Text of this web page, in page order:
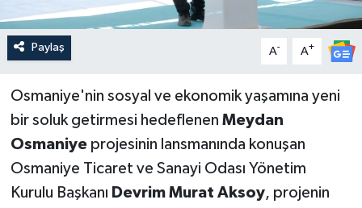
Paylaş A- A+
Osmaniye'nin sosyal ve ekonomik yaşamına yeni
bir soluk getirmesi hedeflenen Meydan
Osmaniyeprojesinin lansmanında konuşan
Osmaniye Ticaret ve Sanayi Odası Yönetim
Kurulu Başkanı Devrim Murat Aksoy, projenin